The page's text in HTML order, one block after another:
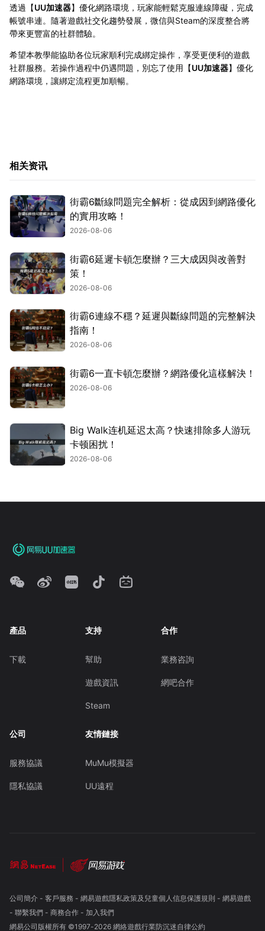
透過【UU加速器】優化網路環境，玩家能輕鬆克服連線障礙，完成
帳號串連。隨著遊戲社交化趨勢發展，微信與Steam的深度整合將
帶來更豐富的社群體驗。
希望本教學能協助各位玩家順利完成綁定操作，享受更便利的遊戲
社群服務。若操作過程中仍遇問題，別忘了使用【UU加速器】優化
網路環境，讓綁定流程更加順暢。
相关资讯
街霸6斷線問題完全解析：從成因到網路優化
的實用攻略！
2026-08-06
街霸6延遲卡頓怎麼辦？三大成因與改善對
策！
2026-08-06
街霸6連線不穩？延遲與斷線問題的完整解決
指南！
2026-08-06
街霸6一直卡頓怎麼辦？網路優化這樣解決！
2026-08-06
Big Walk连机延迟太高？快速排除多人游玩
卡顿困扰！
2026-08-06
產品
下載
支持
幫助
遊戲資訊
Steam
合作
業務咨詢
網吧合作
公司
服務協議
隱私協議
友情鏈接
MuMu模擬器
UU遠程
公司簡介- 客戶服務 - 網易遊戲隱私政策及兒童個人信息保護規則 - 網易遊戲
- 聯繫我們- 商務合作- 加入我們
網易公司版權所有 ©1997-2026 網絡遊戲行業防沉迷自律公約